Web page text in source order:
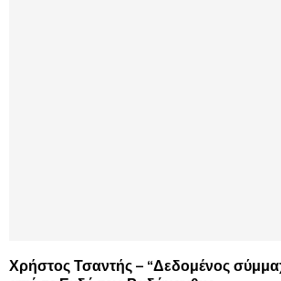
Χρήστος Τσαντής – “Δεδομένος